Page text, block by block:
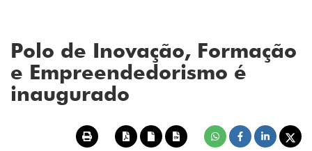
Polo de Inovação, Formação
e Empreendedorismo é
inaugurado